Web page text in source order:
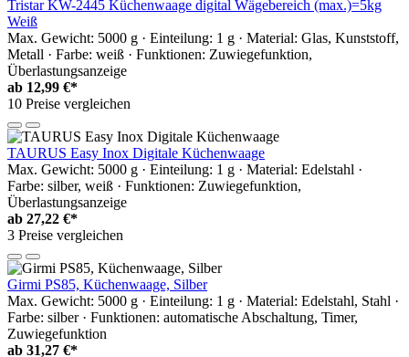
Tristar KW-2445 Küchenwaage digital Wägebereich (max.)=5kg
Weiß
Max. Gewicht: 5000 g · Einteilung: 1 g · Material: Glas, Kunststoff,
Metall · Farbe: weiß · Funktionen: Zuwiegefunktion,
Überlastungsanzeige
ab 12,99 €*
10 Preise vergleichen
TAURUS Easy Inox Digitale Küchenwaage
Max. Gewicht: 5000 g · Einteilung: 1 g · Material: Edelstahl ·
Farbe: silber, weiß · Funktionen: Zuwiegefunktion,
Überlastungsanzeige
ab 27,22 €*
3 Preise vergleichen
Girmi PS85, Küchenwaage, Silber
Max. Gewicht: 5000 g · Einteilung: 1 g · Material: Edelstahl, Stahl ·
Farbe: silber · Funktionen: automatische Abschaltung, Timer,
Zuwiegefunktion
ab 31,27 €*